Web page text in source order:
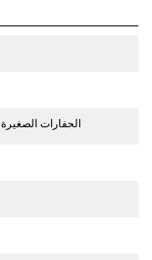
الحفارات الصغيرة 2 أطنان